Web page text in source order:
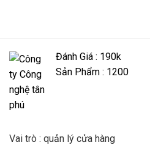
Đánh Giá : 190k
Sản Phẩm : 1200
Vai trò : quản lý cửa hàng